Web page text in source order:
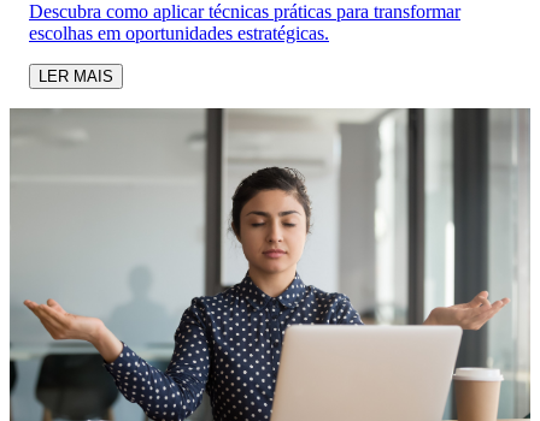
Descubra como aplicar técnicas práticas para transformar
escolhas em oportunidades estratégicas.
LER MAIS